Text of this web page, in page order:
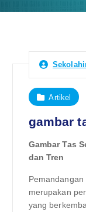
Artikel
gambar
Gambar Tas
dan Tren
Pemandangan
merupakan
yang